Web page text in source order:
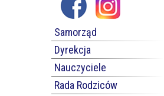
Samorząd
Dyrekcja
Nauczyciele
Rada Rodziców